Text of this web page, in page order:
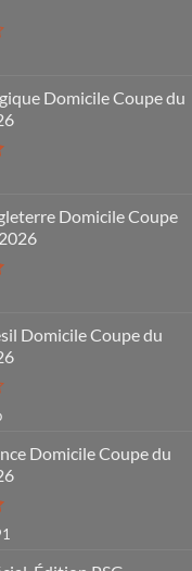
Domicile Coupe du
Domicile Coupe
Domicile Coupe du
Domicile Coupe du